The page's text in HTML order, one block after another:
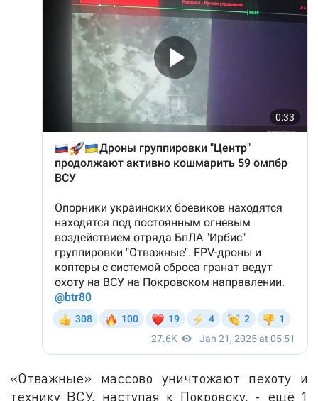
«Отважные» массово уничтожают пехоту и
технику ВСУ, наступая к Покровску, - ещё 1